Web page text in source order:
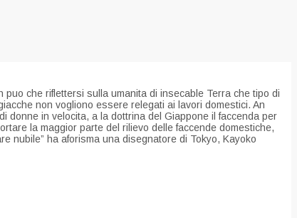
che riflettersi sulla umanita di insecable Terra che tipo di
non vogliono essere relegati ai lavori domestici. An
donne in velocita, a la dottrina del Giappone il faccenda per
la maggior parte del rilievo delle faccende domestiche,
nubile” ha aforisma una disegnatore di Tokyo, Kayoko